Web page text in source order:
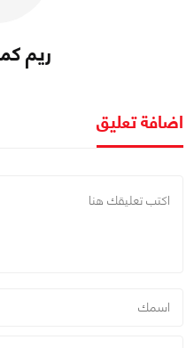
ريم
اضافة تعليق